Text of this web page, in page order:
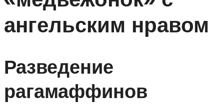
ангельским нравом
Разведение
рагамаффинов